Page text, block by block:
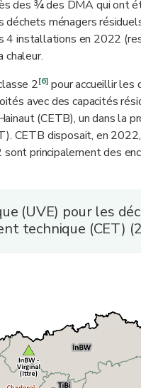
des ¾ des DMA qui ont
déchets ménagers
installations en 2022
chaleur.
2[6] pour accueillir les
avec des capacités
(CETB), un dans la
CETB disposait, en
principalement des
(UVE) pour les
technique (CET)